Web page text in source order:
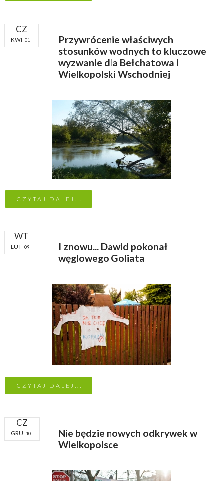
CZ
KWI 01
Przywrócenie właściwych
stosunków wodnych to kluczowe
wyzwanie dla Bełchatowa i
Wielkopolski Wschodniej
CZYTAJ DALEJ...
WT
LUT 09
I znowu... Dawid pokonał
węglowego Goliata
CZYTAJ DALEJ...
CZ
GRU 10
Nie będzie nowych odkrywek w
Wielkopolsce